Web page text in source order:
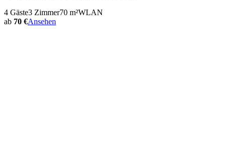
4 Gäste3 Zimmer70 m²WLAN
ab 70 €Ansehen